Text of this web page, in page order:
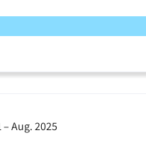
Aug. 2025